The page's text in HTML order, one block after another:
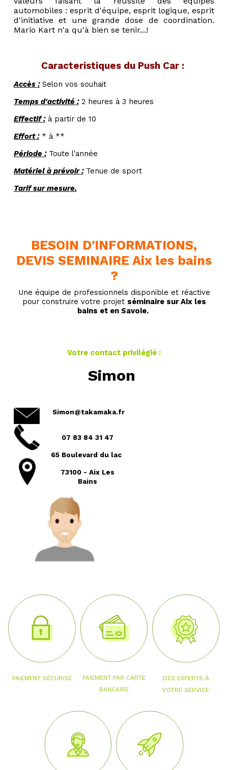
automobiles : esprit d'équipe, esprit logique, esprit
d'initiative et une grande dose de coordination.
Mario Kart n'a qu'à bien se tenir...!
Caracteristiques du Push Car:
Accès :Selon vos souhait
Temps d'activité :2 heures à 3 heures
Effectif :à partir de 10
Effort :* à **
Période :Toute l'année
Matériel à prévoir :Tenue de sport
Tarif sur mesure.
BESOIN D'INFORMATIONS,
DEVIS SEMINAIRE Aix les bains
?
Une équipe de professionnels disponible et réactive
pour construire votre projet séminaire sur Aix les
bains et en Savoie.
Votre contact privilégié :
Simon
Simon@takamaka.fr
07 83 84 31 47
65 Boulevard du lac
73100 - Aix Les
Bains
PAIEMENT SÉCURISÉ
PAIEMENT PAR CARTE
BANCAIRE
DES EXPERTS À
VOTRE SERVICE